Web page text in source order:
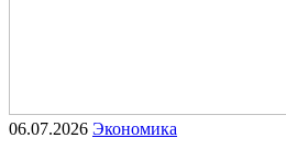
06.07.2026 Экономика